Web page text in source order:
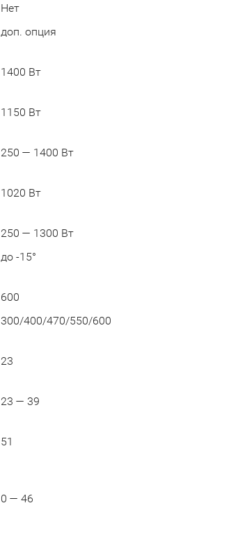
Нет
доп. опция
1400 Вт
1150 Вт
250 — 1400 Вт
1020 Вт
250 — 1300 Вт
до -15°
600
300/400/470/550/600
23
23 — 39
51
0 — 46